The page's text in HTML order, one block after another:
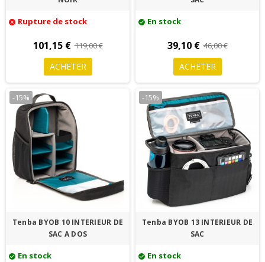
cancel Rupture de stock
101,15 € 119,00 €
ACHETER
check_circle En stock
39,10 € 46,00 €
ACHETER
-15%
Tenba BYOB 10 INTERIEUR DE
SAC A DOS
check_circle En stock
-15%
Tenba BYOB 13 INTERIEUR DE
SAC
check_circle En stock